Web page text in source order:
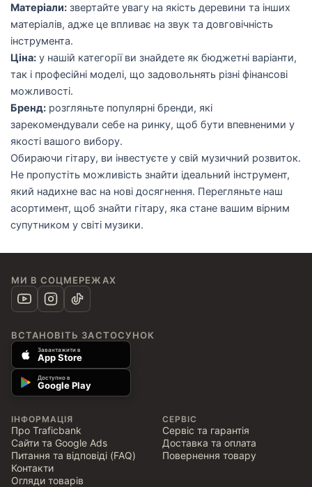
Матеріали: звертайте увагу на якість деревини та інших
матеріалів, адже це впливає на звук та довговічність
інструмента.
Ціна: у нашій категорії ви знайдете як бюджетні варіанти,
так і професійні моделі, що задовольнять різні фінансові
можливості.
Бренд: розгляньте популярні бренди, які
зарекомендували себе на ринку, щоб бути впевненими у
якості вашого вибору.
Обираючи гітару, ви інвестуєте у свій музичний розвиток.
Не пропустіть можливість знайти ідеальний інструмент,
який надихне вас на нові досягнення. Перегляньте наш
асортимент, щоб знайти гітару, яка стане вашим вірним
супутником у світі музики.
МИ В СОЦМЕРЕЖАХ
ВСТАНОВІТЬ ЗАСТОСУНОК
Завантажити в
App Store
Доступно в
Google Play
ІНФОРМАЦІЯ
Про Traficbank
Сайти та Google Ads
Питання та відповіді (FAQ)
Контакти
Огляди товарів
СЕРВІС
Сервіс та гарантія
Доставка та оплата
Повернення товару